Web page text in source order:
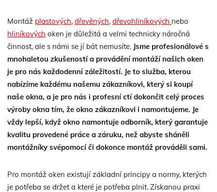
Montáž plastových, dřevěných, dřevohliníkových nebo
hliníkových oken je důležitá a velmi technicky náročná
činnost, ale s námi se jí bát nemusíte. Jsme profesionálové s
mnohaletou zkušeností a provádění montáží našich oken
je pro nás každodenní záležitostí. Je to služba, kterou
nabízíme každému našemu zákazníkovi, který si koupí
naše okna, a je pro nás i profesní ctí dokončit celý proces
výroby okna tím, že okno zákazníkovi i namontujeme. Je
vždy lepší, když okno namontuje odborník, který garantuje
kvalitu provedené práce a záruku, než abyste sháněli
montážníky svépomocí či dokonce montáž prováděli sami.
Pro montáž oken existují základní principy a normy, kterých
je potřeba se držet a které je potřeba plnit. Získanou praxi